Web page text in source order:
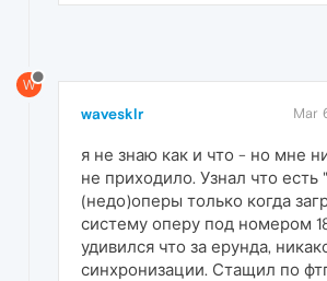
W
wavesklr Mar
я не знаю как и что - но мне
не приходило. Узнал что есть
(недо)оперы только когда
систему оперу под номером
удивился что за ерунда,
синхронизации. Стащил по